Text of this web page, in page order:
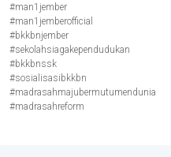
#man1jember
#man1jemberofficial
#bkkbnjember
#sekolahsiagakependudukan
#bkkbnssk
#sosialisasibkkbn
#madrasahmajubermutumendunia
#madrasahreform